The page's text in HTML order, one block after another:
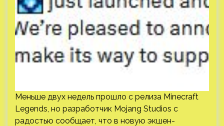
Меньше двух недель прошло с релиза Minecraft
Legends, но разработчик Mojang Studios с
радостью сообщает, что в новую экшен-